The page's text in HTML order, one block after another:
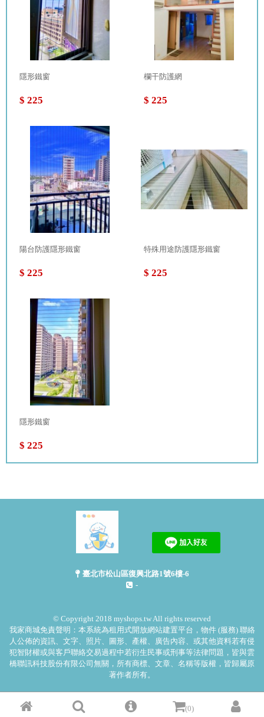
(0)
隱形鐵窗
$ 225
欄干防護網
$ 225
陽台防護隱形鐵窗
$ 225
特殊用途防護隱形鐵窗
$ 225
隱形鐵窗
$ 225
臺北市松山區復興北路1號6樓-6
-
© Copyright 2018 myshops.tw All rights reserved
我家商城免責聲明：本系統為租用式開放網站建置平台，物件 (服務) 聯絡
人公佈的資訊、文字、照片、圖形、產權、廣告內容、或其他資料若有侵
犯智財權或與客戶聯絡交易過程中若衍生民事或刑事等法律問題，皆與雲
橋聯訊科技股份有限公司無關，所有商標、文章、名稱等版權，皆歸屬原
著作者所有。